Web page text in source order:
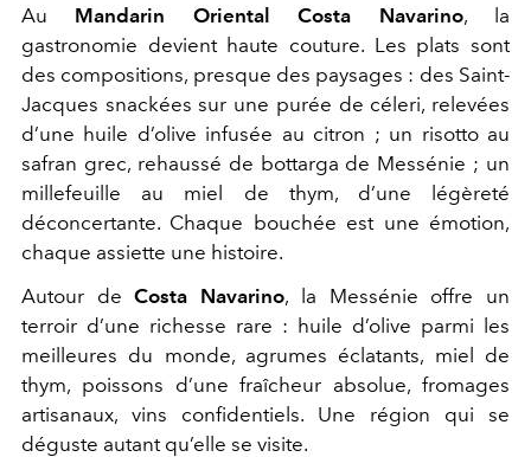
Au Mandarin Oriental Costa Navarino, la
gastronomie devient haute couture. Les plats sont
des compositions, presque des paysages : des Saint-
Jacques snackées sur une purée de céleri, relevées
d’une huile d’olive infusée au citron ; un risotto au
safran grec, rehaussé de bottarga de Messénie ; un
millefeuille au miel de thym, d’une légèreté
déconcertante. Chaque bouchée est une émotion,
chaque assiette une histoire.
Autour deCosta Navarino, la Messénie offre un
terroir d’une richesse rare : huile d’olive parmi les
meilleures du monde, agrumes éclatants, miel de
thym, poissons d’une fraîcheur absolue, fromages
artisanaux, vins confidentiels. Une région qui se
déguste autant qu’elle se visite.